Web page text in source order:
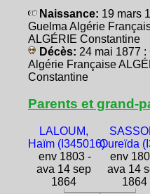
Naissance: 19 mars
Guelma Algérie
ALGÉRIE Constantine
Décès: 24 mai 1877 :
Algérie Française
Constantine
Parents et grand-
LALOUM,
Haïm (I345016)
env 1803 -
ava 14 sep
1864
Oureïda
env
ava 14
1864